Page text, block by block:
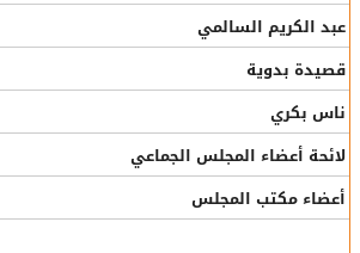
عبد الكريم السالمي
قصيدة بدوية
ناس بكري
لائحة أعضاء المجلس الجماعي
أعضاء مكتب المجلس